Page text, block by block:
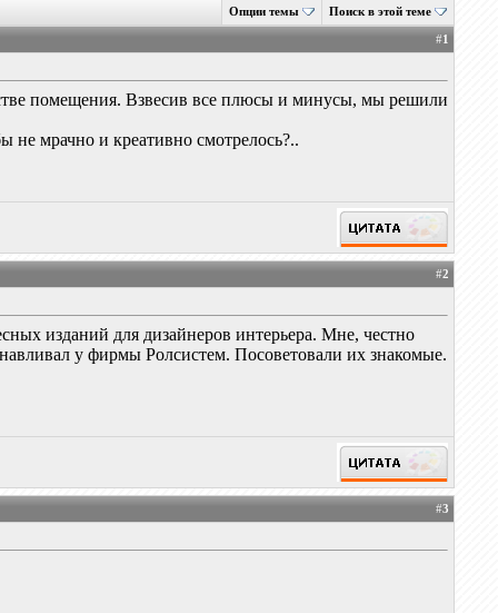
Опции темы Поиск в этой теме
#1
помещения. Взвесив все плюсы и минусы, мы решили
не мрачно и креативно смотрелось?..
#2
изданий для дизайнеров интерьера. Мне, честно
у фирмы Ролсистем. Посоветовали их знакомые.
#3